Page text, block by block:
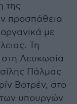
της
προσπάθεια
με
Τη
Λευκωσία
Πάλμας
Βοτρέν, στο
υπουργών